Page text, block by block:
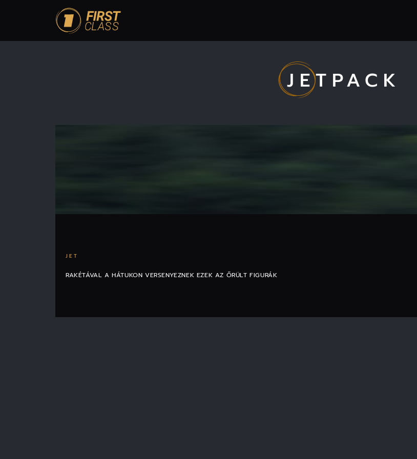
JETPACK
JET
RAKÉTÁVAL A HÁTUKON VERSENYEZNEK EZEK AZ ŐRÜLT FIGURÁK